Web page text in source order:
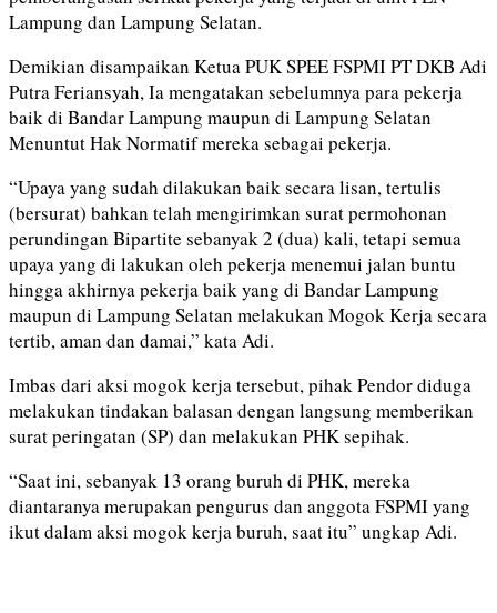
Lampung dan Lampung Selatan.
Demikian disampaikan Ketua PUK SPEE FSPMI PT DKB Adi
Putra Feriansyah, Ia mengatakan sebelumnya para pekerja
baik di Bandar Lampung maupun di Lampung Selatan
Menuntut Hak Normatif mereka sebagai pekerja.
“Upaya yang sudah dilakukan baik secara lisan, tertulis
(bersurat) bahkan telah mengirimkan surat permohonan
perundingan Bipartite sebanyak 2 (dua) kali, tetapi semua
upaya yang di lakukan oleh pekerja menemui jalan buntu
hingga akhirnya pekerja baik yang di Bandar Lampung
maupun di Lampung Selatan melakukan Mogok Kerja secara
tertib, aman dan damai,” kata Adi.
Imbas dari aksi mogok kerja tersebut, pihak Pendor diduga
melakukan tindakan balasan dengan langsung memberikan
surat peringatan (SP) dan melakukan PHK sepihak.
“Saat ini, sebanyak 13 orang buruh di PHK, mereka
diantaranya merupakan pengurus dan anggota FSPMI yang
ikut dalam aksi mogok kerja buruh, saat itu” ungkap Adi.